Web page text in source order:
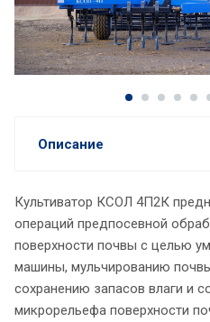
Описание
Культиватор КСОЛ 4П2К
операций предпосевной
поверхности почвы с целью
машины, мульчированию
сохранению запасов влаги и
микрорельефа поверхности